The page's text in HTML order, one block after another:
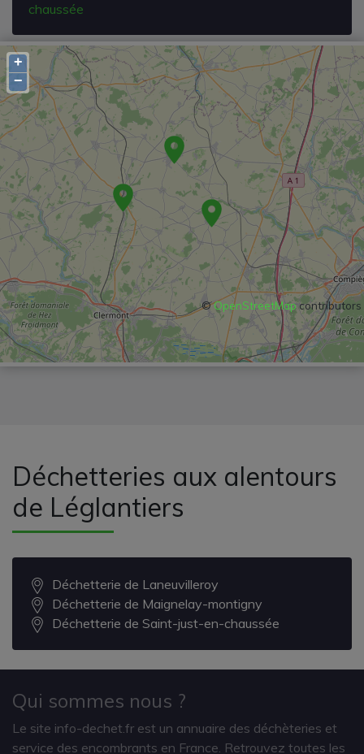
chaussée
+
−
©OpenStreetMapcontributors
Déchetteries aux alentours
de Léglantiers
Déchetterie de Laneuvilleroy
Déchetterie de Maignelay-montigny
Déchetterie de Saint-just-en-chaussée
Qui sommes nous ?
Le site info-dechet.fr est un annuaire des déchèteries et
service des encombrants en France. Retrouvez toutes les